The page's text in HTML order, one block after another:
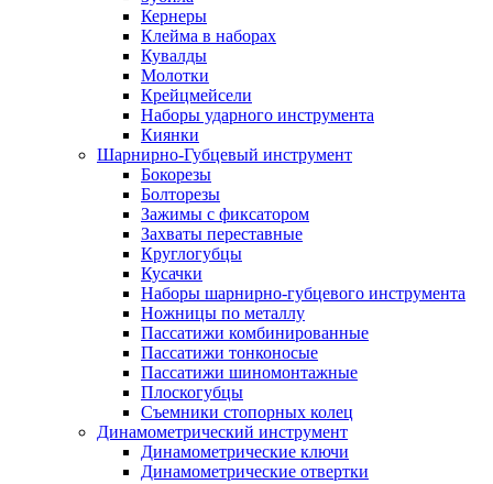
Кернеры
Клейма в наборах
Кувалды
Молотки
Крейцмейсели
Наборы ударного инструмента
Киянки
Шарнирно-Губцевый инструмент
Бокорезы
Болторезы
Зажимы с фиксатором
Захваты переставные
Круглогубцы
Кусачки
Наборы шарнирно-губцевого инструмента
Ножницы по металлу
Пассатижи комбинированные
Пассатижи тонконосые
Пассатижи шиномонтажные
Плоскогубцы
Съемники стопорных колец
Динамометрический инструмент
Динамометрические ключи
Динамометрические отвертки